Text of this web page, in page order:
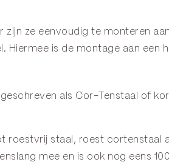
ze eenvoudig te monteren
is de montage aan een
als Cor-Tenstaal of
staal, roest cortenstaal
mee en is ook nog eens